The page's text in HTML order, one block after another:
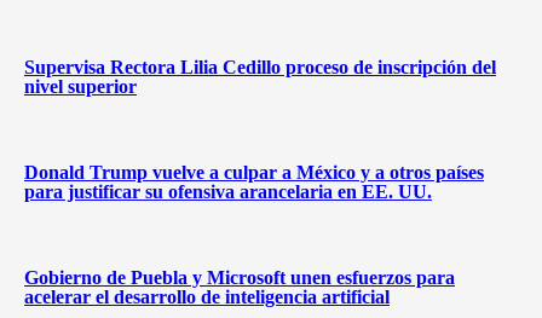
Supervisa Rectora Lilia Cedillo proceso de inscripción del
nivel superior
Donald Trump vuelve a culpar a México y a otros países
para justificar su ofensiva arancelaria en EE. UU.
Gobierno de Puebla y Microsoft unen esfuerzos para
acelerar el desarrollo de inteligencia artificial